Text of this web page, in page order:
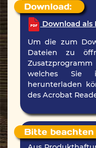
Download:
Download als
Um die zum
Dateien zu
welches Sie
herunterladen
des Acrobat
Bitte beachten